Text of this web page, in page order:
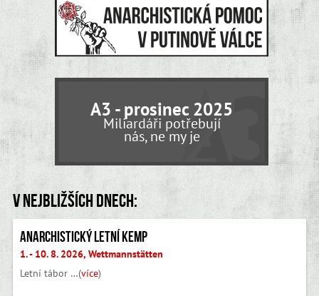
A3 - prosinec 2025
Miliardáři potřebují
nás, ne my je
V nejbližších dnech:
Anarchistický letní kemp
1. - 10. 8. 2026, Wettmannstätten
Letní tábor …(více)